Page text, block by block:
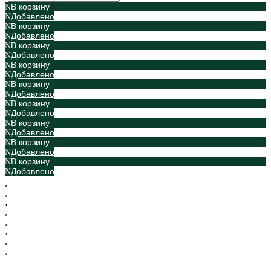
В корзину
Добавлено
В корзину
Добавлено
В корзину
Добавлено
В корзину
Добавлено
В корзину
Добавлено
В корзину
Добавлено
В корзину
Добавлено
В корзину
Добавлено
В корзину
Добавлено